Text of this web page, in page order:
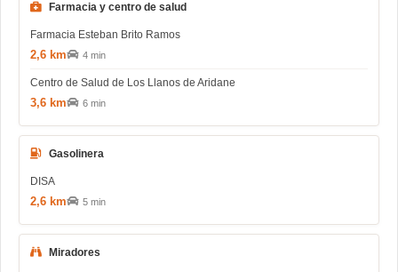
Farmacia y centro de salud
Farmacia Esteban Brito Ramos
2,6 km 4 min
Centro de Salud de Los Llanos de Aridane
3,6 km 6 min
Gasolinera
DISA
2,6 km 5 min
Miradores